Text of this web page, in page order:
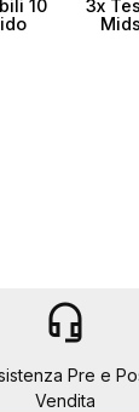
10
3x
headset_mic
Pre e
Vendita